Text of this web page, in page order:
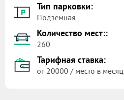
Тип парковки:
Подземная
Количество мест::
260
Тарифная ставка:
от 20000 / место в месяц